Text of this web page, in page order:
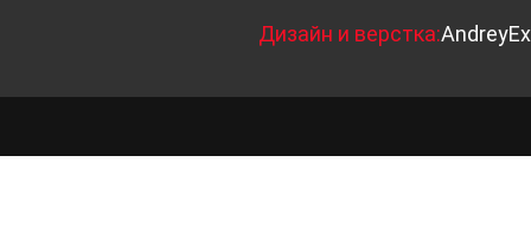
Дизайн и верстка:AndreyEx